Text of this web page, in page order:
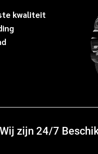
kwaliteit
zijn 24/7